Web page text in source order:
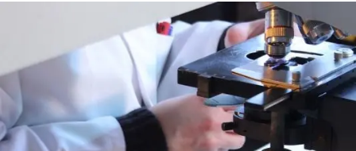
Economia e lavoro
Italia Mondo